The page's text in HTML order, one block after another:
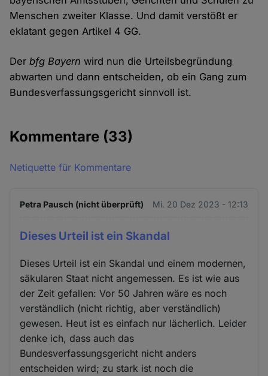
Menschen zweiter Klasse. Und damit verstößt er
eklatant gegen Artikel 4 GG.
Der bfg Bayern wird nun die Urteilsbegründung
abwarten und dann entscheiden, ob ein Gang zum
Bundesverfassungsgericht sinnvoll ist.
Kommentare (33)
Netiquette für Kommentare
Petra Pausch (nicht überprüft) Mi. 20 Dez 2023 - 12:13
Dieses Urteil ist ein Skandal
Dieses Urteil ist ein Skandal und einem modernen,
säkularen Staat nicht angemessen. Es ist wie aus
der Zeit gefallen: Vor 50 Jahren wäre es noch
verständlich (nicht richtig, aber verständlich)
gewesen. Heut ist es einfach nur lächerlich. Leider
denke ich, dass auch das
Bundesverfassungsgericht nicht anders
entscheiden wird; zu stark ist noch die